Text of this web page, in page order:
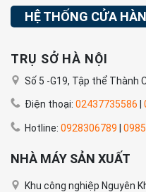
HỆ THỐNG CỬA
TRỤ SỞ HÀ NỘI
Số 5 -G19, Tập thể Thành
Điện thoại: 02437735586
Hotline: 0928306789 |
NHÀ MÁY SẢN XUẤT
Khu công nghiệp Nguyên